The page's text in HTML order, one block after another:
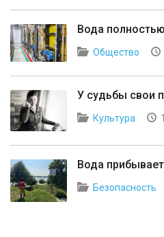
Вода
Общество
У судьбы свои
Культура
Вода
Безопасность